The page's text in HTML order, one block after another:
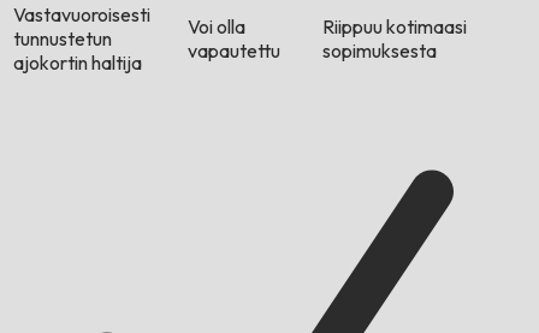
Vastavuoroisesti
tunnustetun
ajokortin haltija
Voi olla
vapautettu
Riippuu kotimaasi
sopimuksesta